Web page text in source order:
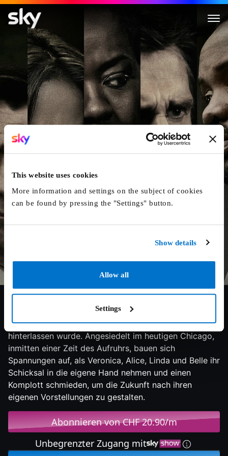
This website uses cookies
More information and settings on the subject of cookies
can be found by pressing the "Settings" button.
Show details
Allow all
Settings
Widows - Tödliche Witwen
128 min
"Widows" ist die Geschichte von vier Frauen, die nichts
gemeinsam haben ausser einer Schuld, die durch die
kriminellen Machenschaften ihrer toten Ehemänner
hinterlassen wurde. Angesiedelt im heutigen Chicago,
inmitten einer Zeit des Aufruhrs, bauen sich
Spannungen auf, als Veronica, Alice, Linda und Belle ihr
Schicksal in die eigene Hand nehmen und einen
Komplott schmieden, um die Zukunft nach ihren
eigenen Vorstellungen zu gestalten.
Abonnieren von CHF 20.90/m
Unbegrenzter Zugang mit